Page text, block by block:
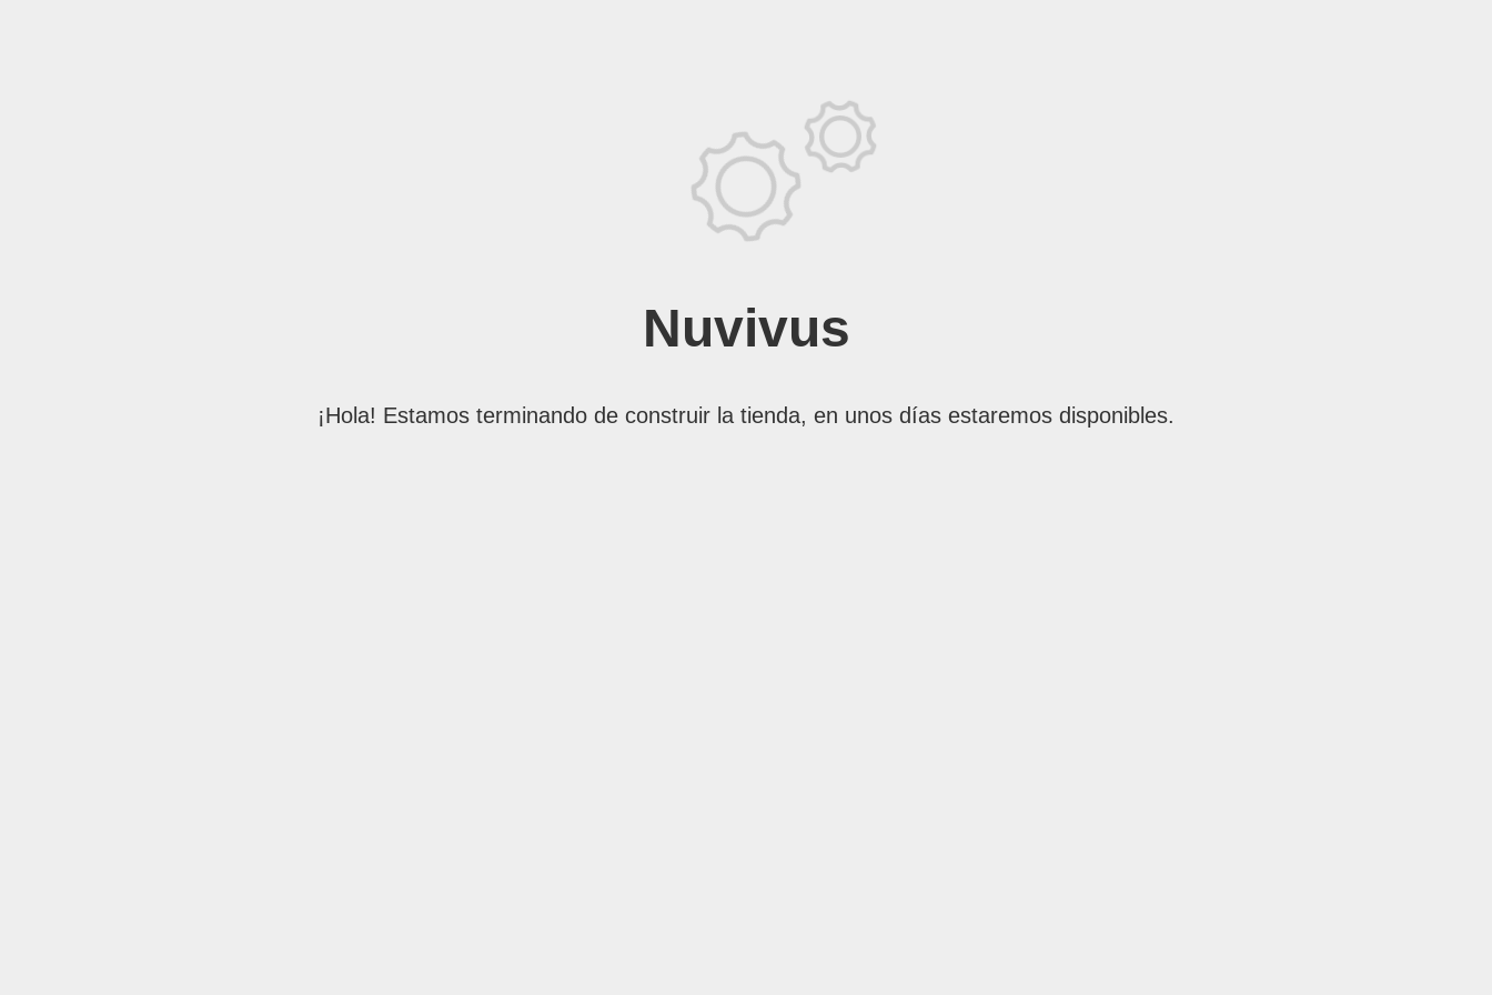
Nuvivus
¡Hola! Estamos terminando de construir la tienda, en unos días estaremos disponibles.